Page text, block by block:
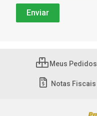
Meus Pedidos
Notas Fiscais